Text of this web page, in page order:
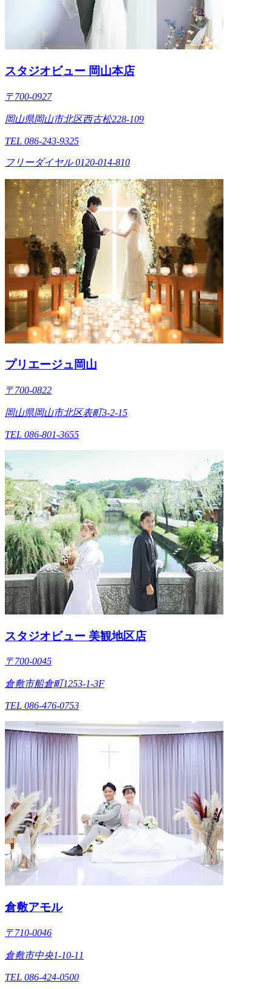
スタジオビュー 岡山本店
〒700-0927
岡山県岡山市北区西古松228-109
TEL 086-243-9325
フリーダイヤル 0120-014-810
プリエージュ岡山
〒700-0822
岡山県岡山市北区表町3-2-15
TEL 086-801-3655
スタジオビュー 美観地区店
〒700-0045
倉敷市船倉町1253-1-3F
TEL 086-476-0753
倉敷アモル
〒710-0046
倉敷市中央1-10-11
TEL 086-424-0500